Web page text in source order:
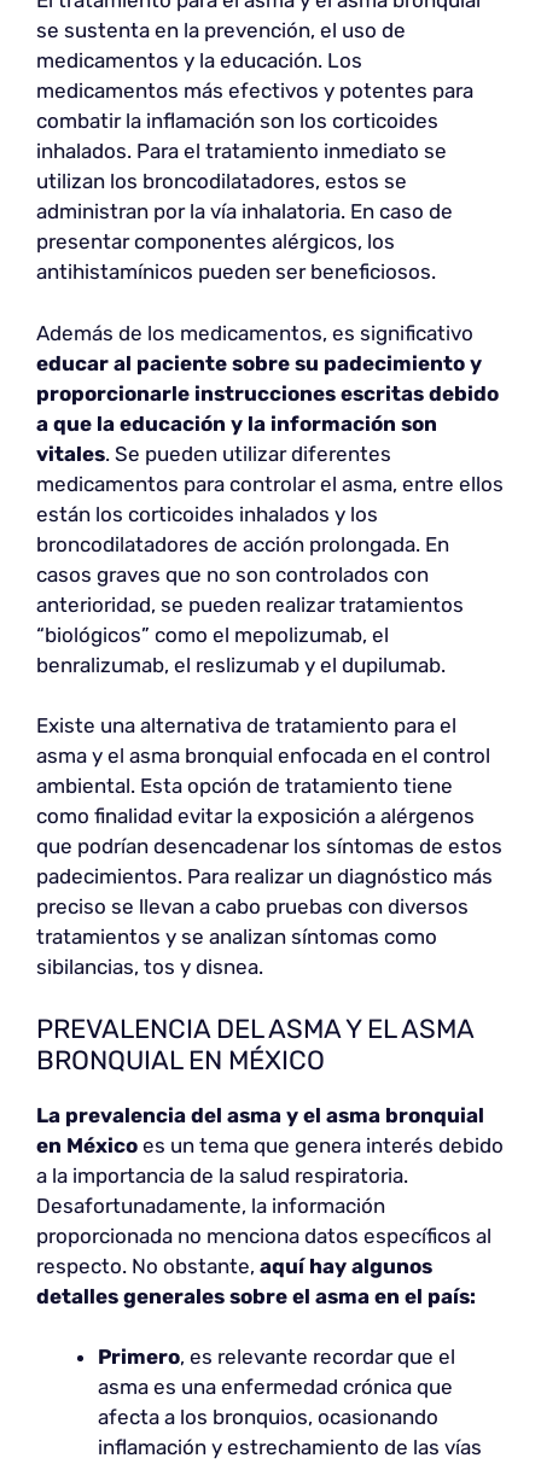
se sustenta en la prevención, el uso de
medicamentos y la educación. Los
medicamentos más efectivos y potentes para
combatir la inflamación son los corticoides
inhalados. Para el tratamiento inmediato se
utilizan los broncodilatadores, estos se
administran por la vía inhalatoria. En caso de
presentar componentes alérgicos, los
antihistamínicos pueden ser beneficiosos.
Además de los medicamentos, es significativo
educar al paciente sobre su padecimiento y
proporcionarle instrucciones escritas debido
a que la educación y la información son
vitales. Se pueden utilizar diferentes
medicamentos para controlar el asma, entre ellos
están los corticoides inhalados y los
broncodilatadores de acción prolongada. En
casos graves que no son controlados con
anterioridad, se pueden realizar tratamientos
“biológicos” como el mepolizumab, el
benralizumab, el reslizumab y el dupilumab.
Existe una alternativa de tratamiento para el
asma y el asma bronquial enfocada en el control
ambiental. Esta opción de tratamiento tiene
como finalidad evitar la exposición a alérgenos
que podrían desencadenar los síntomas de estos
padecimientos. Para realizar un diagnóstico más
preciso se llevan a cabo pruebas con diversos
tratamientos y se analizan síntomas como
sibilancias, tos y disnea.
PREVALENCIA DEL ASMA Y EL ASMA
BRONQUIAL EN MÉXICO
La prevalencia del asma y el asma bronquial
en México es un tema que genera interés debido
a la importancia de la salud respiratoria.
Desafortunadamente, la información
proporcionada no menciona datos específicos al
respecto. No obstante, aquí hay algunos
detalles generales sobre el asma en el país:
Primero, es relevante recordar que el
asma es una enfermedad crónica que
afecta a los bronquios, ocasionando
inflamación y estrechamiento de las vías